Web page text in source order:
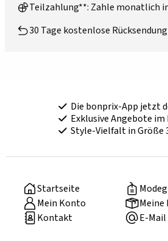
Teilzahlung**: Zahle monatlich
30 Tage kostenlose Rücksendung
Die bonprix-App jetzt
Exklusive Angebote
Style-Vielfalt in Größe
Startseite
Mein Konto
Kontakt
E-